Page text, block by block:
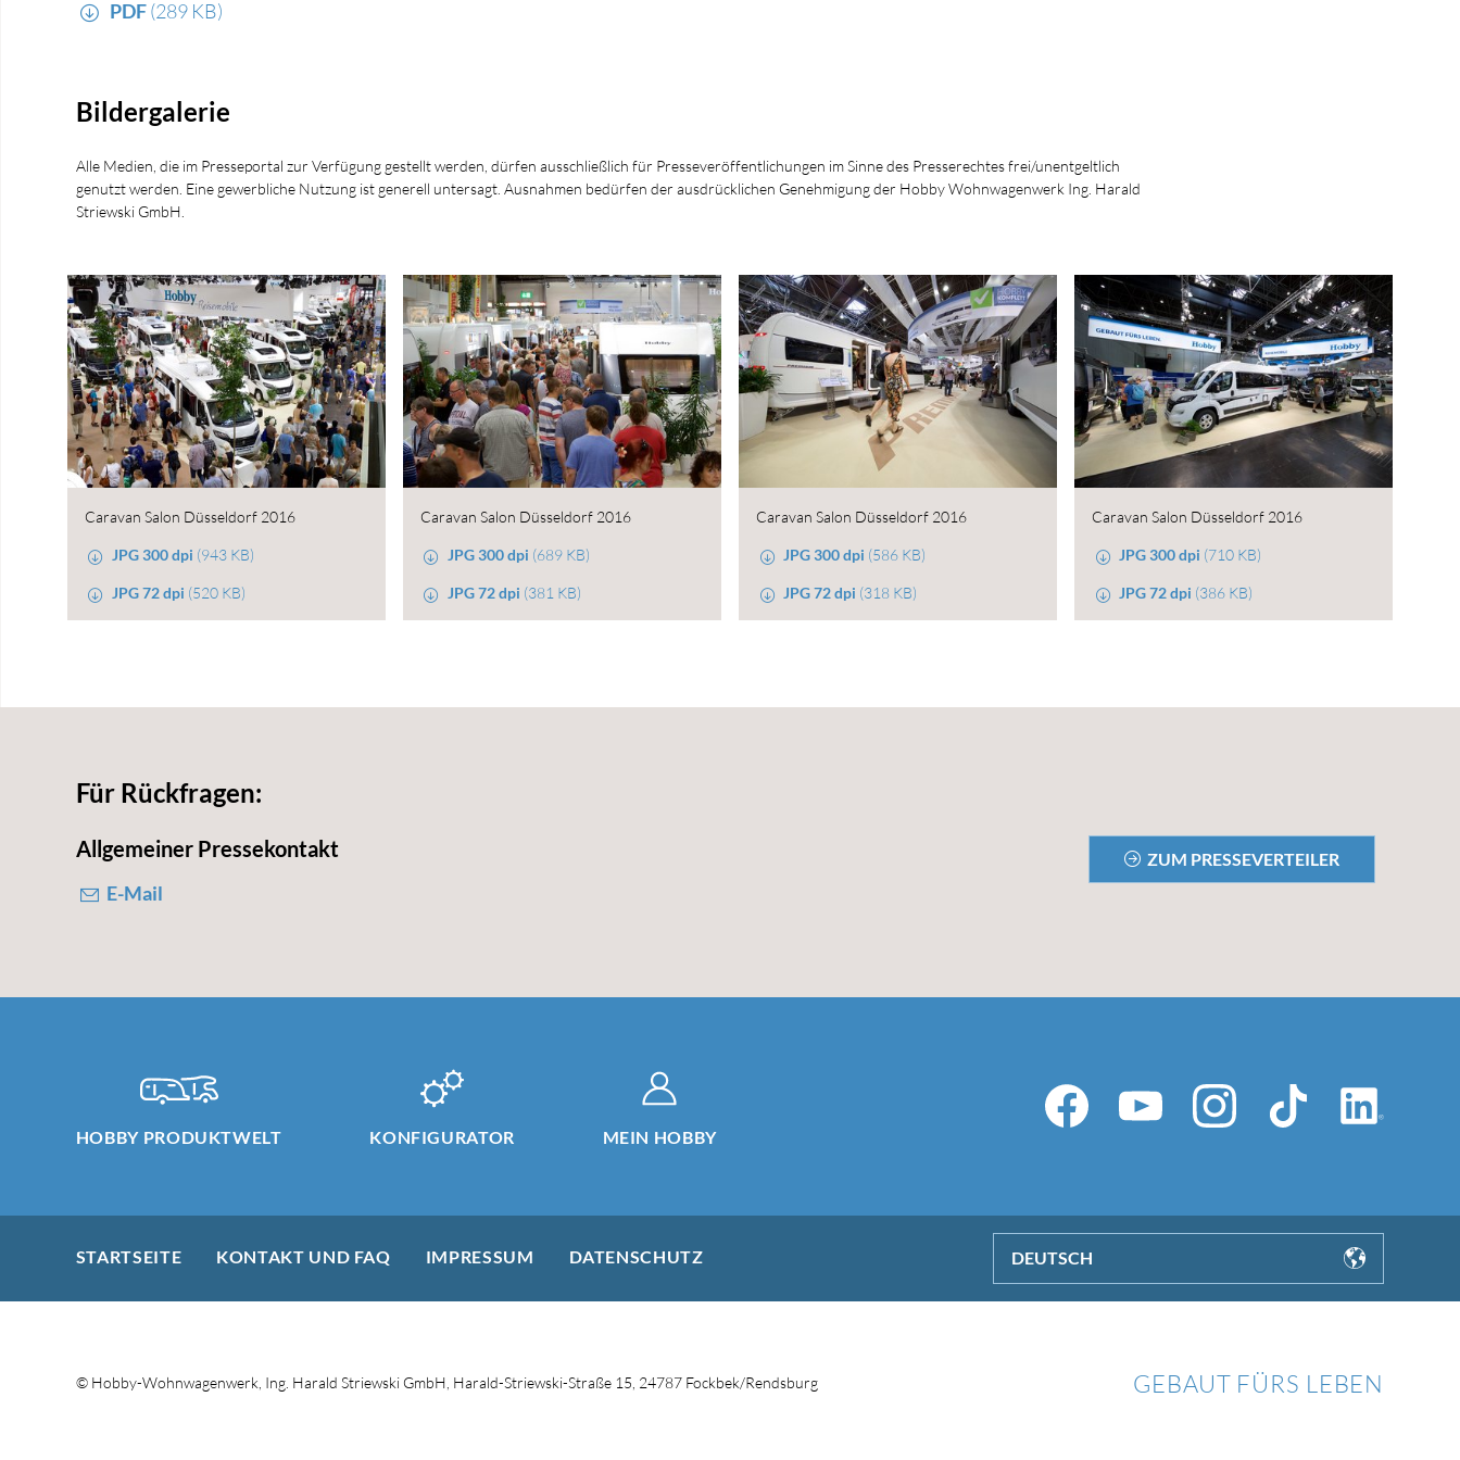
PDF(289 KB)
Bildergalerie
Alle Medien, die im Presseportal zur Verfügung gestellt werden, dürfen ausschließlich für Presseveröffentlichungen im Sinne des Presserechtes frei/unentgeltlich
genutzt werden. Eine gewerbliche Nutzung ist generell untersagt. Ausnahmen bedürfen der ausdrücklichen Genehmigung der Hobby Wohnwagenwerk Ing. Harald
Striewski GmbH.
Caravan Salon Düsseldorf 2016
JPG 300 dpi (943 KB)
JPG 72 dpi (520 KB)
Caravan Salon Düsseldorf 2016
JPG 300 dpi (689 KB)
JPG 72 dpi (381 KB)
Caravan Salon Düsseldorf 2016
JPG 300 dpi (586 KB)
JPG 72 dpi (318 KB)
Caravan Salon Düsseldorf 2016
JPG 300 dpi (710 KB)
JPG 72 dpi (386 KB)
Für Rückfragen:
Allgemeiner Pressekontakt
E-Mail
ZUM PRESSEVERTEILER
HOBBY PRODUKTWELT KONFIGURATOR MEIN HOBBY
STARTSEITE KONTAKT UND FAQ IMPRESSUM DATENSCHUTZ DEUTSCH
© Hobby-Wohnwagenwerk, Ing. Harald Striewski GmbH, Harald-Striewski-Straße 15, 24787 Fockbek/Rendsburg GEBAUT FÜRS LEBEN